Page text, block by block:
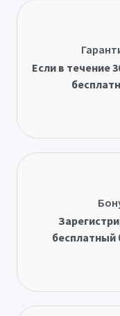
Если в течение
бесплатный